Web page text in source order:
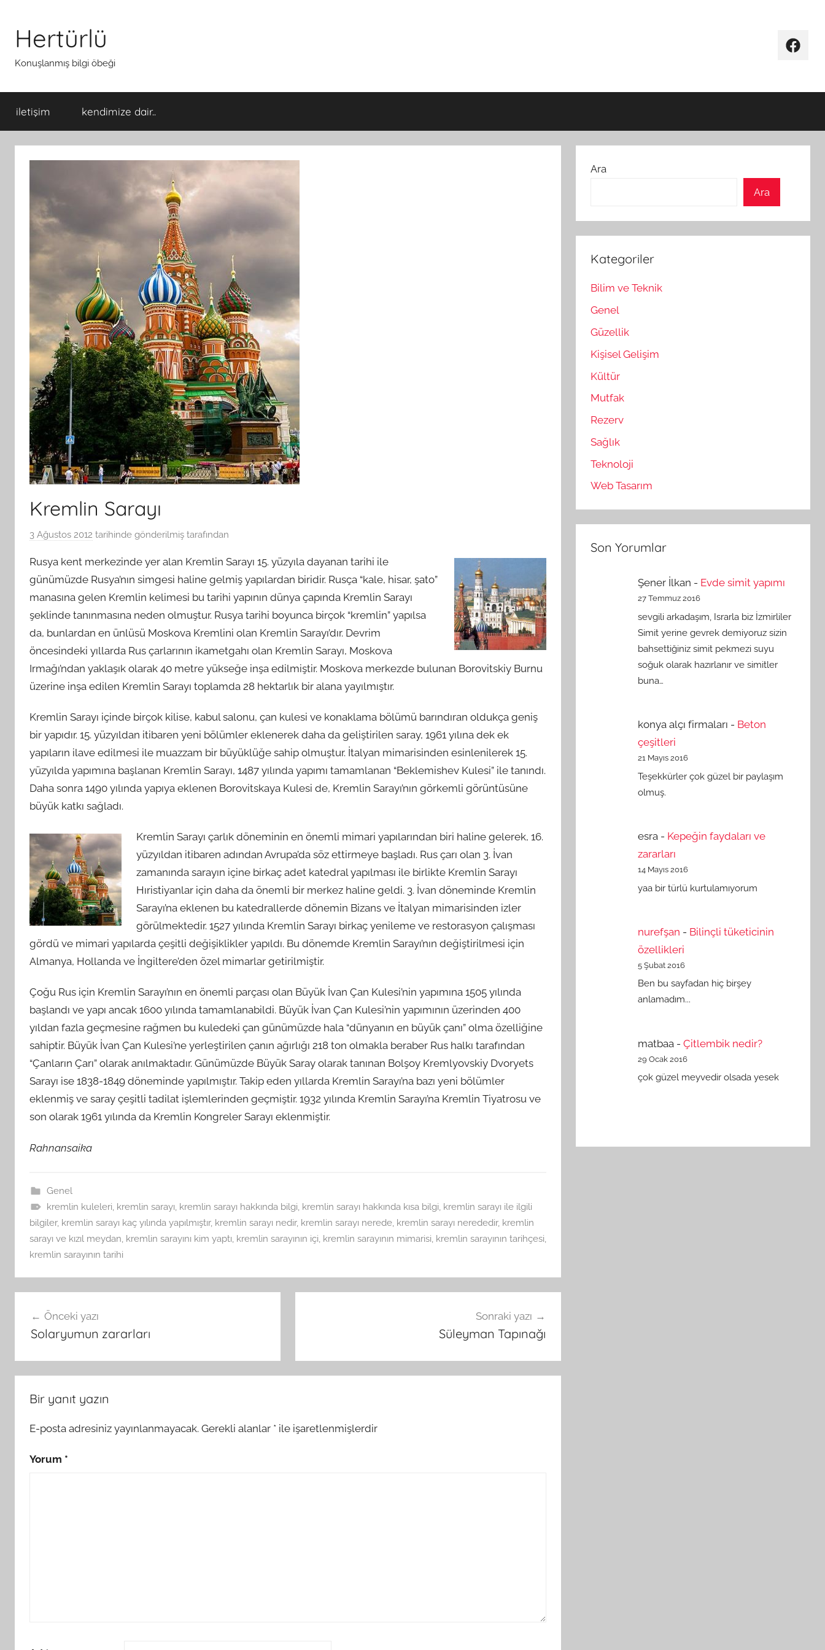
Hertürlü
Konuşlanmış bilgi öbeği
iletişim kendimize dair..
Kremlin Sarayı
3 Ağustos 2012 tarihinde gönderilmiş tarafından
Rusya kent merkezinde yer alan Kremlin Sarayı 15. yüzyıla dayanan tarihi ile
günümüzde Rusya’nın simgesi haline gelmiş yapılardan biridir. Rusça “kale, hisar, şato”
manasına gelen Kremlin kelimesi bu tarihi yapının dünya çapında Kremlin Sarayı
şeklinde tanınmasına neden olmuştur. Rusya tarihi boyunca birçok “kremlin” yapılsa
da, bunlardan en ünlüsü Moskova Kremlini olan Kremlin Sarayı’dır. Devrim
öncesindeki yıllarda Rus çarlarının ikametgahı olan Kremlin Sarayı, Moskova
Irmağı’ndan yaklaşık olarak 40 metre yükseğe inşa edilmiştir. Moskova merkezde bulunan Borovitskiy Burnu
üzerine inşa edilen Kremlin Sarayı toplamda 28 hektarlık bir alana yayılmıştır.
Kremlin Sarayı içinde birçok kilise, kabul salonu, çan kulesi ve konaklama bölümü barındıran oldukça geniş
bir yapıdır. 15. yüzyıldan itibaren yeni bölümler eklenerek daha da geliştirilen saray, 1961 yılına dek ek
yapıların ilave edilmesi ile muazzam bir büyüklüğe sahip olmuştur. İtalyan mimarisinden esinlenilerek 15.
yüzyılda yapımına başlanan Kremlin Sarayı, 1487 yılında yapımı tamamlanan “Beklemishev Kulesi” ile tanındı.
Daha sonra 1490 yılında yapıya eklenen Borovitskaya Kulesi de, Kremlin Sarayı’nın görkemli görüntüsüne
büyük katkı sağladı.
Kremlin Sarayı çarlık döneminin en önemli mimari yapılarından biri haline gelerek, 16.
yüzyıldan itibaren adından Avrupa’da söz ettirmeye başladı. Rus çarı olan 3. İvan
zamanında sarayın içine birkaç adet katedral yapılması ile birlikte Kremlin Sarayı
Hıristiyanlar için daha da önemli bir merkez haline geldi. 3. İvan döneminde Kremlin
Sarayı’na eklenen bu katedrallerde dönemin Bizans ve İtalyan mimarisinden izler
görülmektedir. 1527 yılında Kremlin Sarayı birkaç yenileme ve restorasyon çalışması
gördü ve mimari yapılarda çeşitli değişiklikler yapıldı. Bu dönemde Kremlin Sarayı’nın değiştirilmesi için
Almanya, Hollanda ve İngiltere’den özel mimarlar getirilmiştir.
Çoğu Rus için Kremlin Sarayı’nın en önemli parçası olan Büyük İvan Çan Kulesi’nin yapımına 1505 yılında
başlandı ve yapı ancak 1600 yılında tamamlanabildi. Büyük İvan Çan Kulesi’nin yapımının üzerinden 400
yıldan fazla geçmesine rağmen bu kuledeki çan günümüzde hala “dünyanın en büyük çanı” olma özelliğine
sahiptir. Büyük İvan Çan Kulesi’ne yerleştirilen çanın ağırlığı 218 ton olmakla beraber Rus halkı tarafından
“Çanların Çarı” olarak anılmaktadır. Günümüzde Büyük Saray olarak tanınan Bolşoy Kremlyovskiy Dvoryets
Sarayı ise 1838-1849 döneminde yapılmıştır. Takip eden yıllarda Kremlin Sarayı’na bazı yeni bölümler
eklenmiş ve saray çeşitli tadilat işlemlerinden geçmiştir. 1932 yılında Kremlin Sarayı’na Kremlin Tiyatrosu ve
son olarak 1961 yılında da Kremlin Kongreler Sarayı eklenmiştir.
Rahnansaika
Genel
kremlin kuleleri kremlin sarayı kremlin sarayı hakkında bilgi kremlin sarayı hakkında kısa bilgi kremlin sarayı ile ilgili
bilgiler, kremlin sarayı kaç yılında yapılmıştır, kremlin sarayı nedir, kremlin sarayı nerede kremlin sarayı nerededir, kremlin
sarayı ve kızıl meydan kremlin sarayını kim yaptı kremlin sarayının içi kremlin sarayının mimarisi kremlin sarayının tarihçesi
kremlin sarayının tarihi
gezinmesi
Önceki yazı
Solaryumun zararları
Sonraki yazı
Süleyman Tapınağı
Bir yanıt yazın
E-posta adresiniz yayınlanmayacak. Gerekli alanlar * ile işaretlenmişlerdir
Yorum *
Ara
Ara
Kategoriler
Bilim ve Teknik
Genel
Güzellik
Kişisel Gelişim
Kültür
Mutfak
Rezerv
Sağlık
Teknoloji
Web Tasarım
Son Yorumlar
Şener İlkan - Evde simit yapımı
27 Temmuz 2016
sevgili arkadaşım, Israrla biz İzmirliler
Simit yerine gevrek demiyoruz sizin
bahsettiğiniz simit pekmezi suyu
soğuk olarak hazırlanır ve simitler
buna…
konya alçı firmaları - Beton
çeşitleri
21 Mayıs 2016
Teşekkürler çok güzel bir paylaşım
olmuş.
esra- Kepeğin faydaları ve
zararları
14 Mayıs 2016
yaa bir türlü kurtulamıyorum
nurefşan - Bilinçli tüketicinin
özellikleri
5 Şubat 2016
Ben bu sayfadan hiç birşey
anlamadım...
matbaa- Çitlembik nedir?
29 Ocak 2016
çok güzel meyvedir olsada yesek